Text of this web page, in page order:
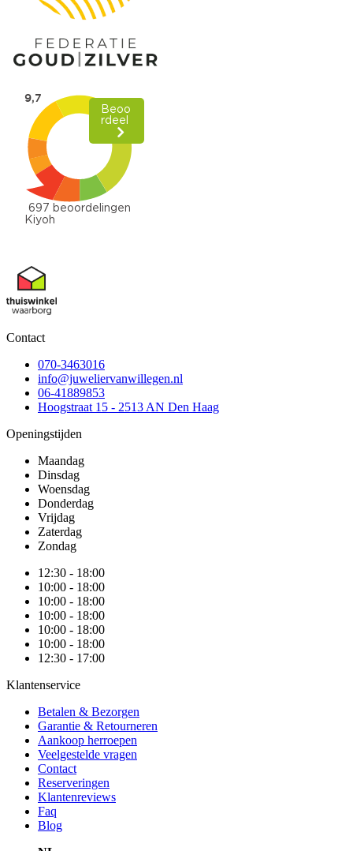
Contact
070-3463016
info@juweliervanwillegen.nl
06-41889853
Hoogstraat 15 - 2513 AN Den Haag
Openingstijden
Maandag
Dinsdag
Woensdag
Donderdag
Vrijdag
Zaterdag
Zondag
12:30 - 18:00
10:00 - 18:00
10:00 - 18:00
10:00 - 18:00
10:00 - 18:00
10:00 - 18:00
12:30 - 17:00
Klantenservice
Betalen & Bezorgen
Garantie & Retourneren
Aankoop herroepen
Veelgestelde vragen
Contact
Reserveringen
Klantenreviews
Faq
Blog